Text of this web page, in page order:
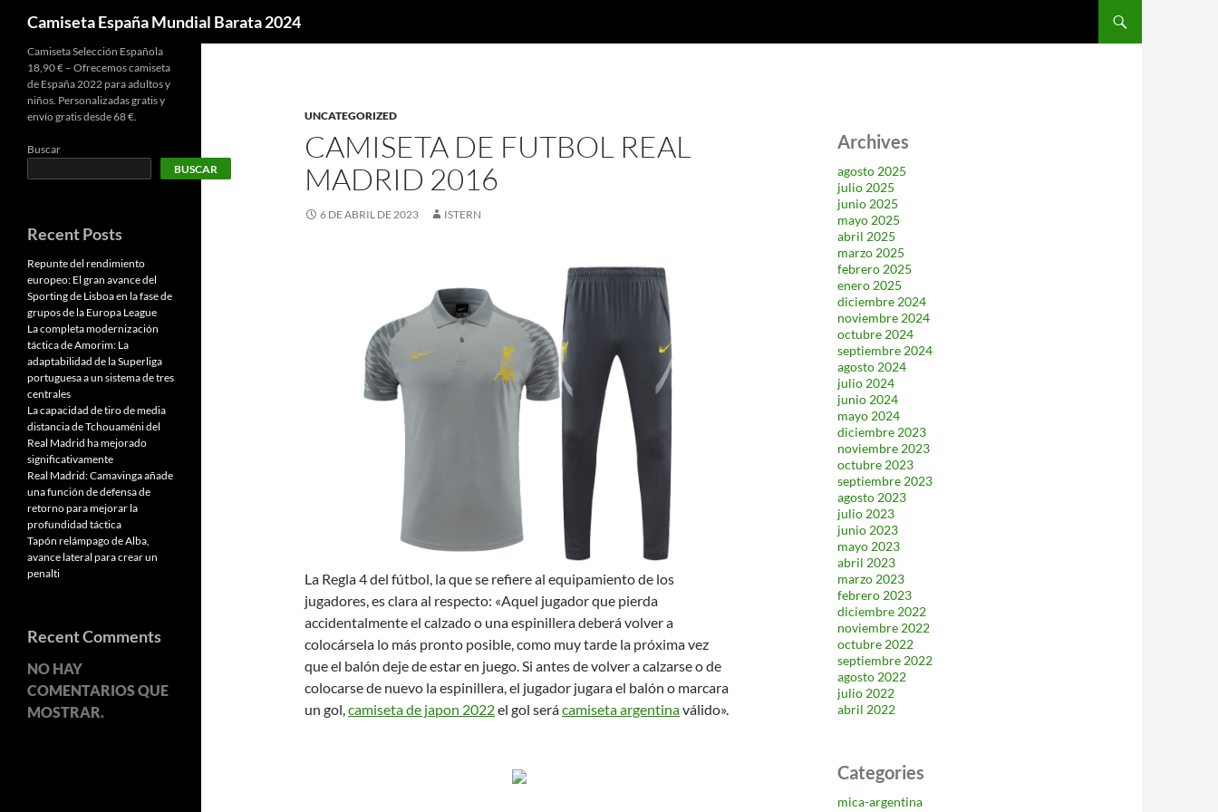
Camiseta España Mundial Barata 2024
UNCATEGORIZED
CAMISETA DE FUTBOL REAL
MADRID 2016
6 DE ABRIL DE 2023 ISTERN
La Regla 4 del fútbol, la que se refiere al equipamiento de los
jugadores, es clara al respecto: «Aquel jugador que pierda
accidentalmente el calzado o una espinillera deberá volver a
colocársela lo más pronto posible, como muy tarde la próxima vez
que el balón deje de estar en juego. Si antes de volver a calzarse o de
colocarse de nuevo la espinillera, el jugador jugara el balón o marcara
un gol,camiseta de japon 2022el gol serácamiseta argentinaválido».
Archives
agosto 2025
julio 2025
junio 2025
mayo 2025
abril 2025
marzo 2025
febrero 2025
enero 2025
diciembre 2024
noviembre 2024
octubre 2024
septiembre 2024
agosto 2024
julio 2024
junio 2024
mayo 2024
diciembre 2023
noviembre 2023
octubre 2023
septiembre 2023
agosto 2023
julio 2023
junio 2023
mayo 2023
abril 2023
marzo 2023
febrero 2023
diciembre 2022
noviembre 2022
octubre 2022
septiembre 2022
agosto 2022
julio 2022
abril 2022
Categories
mica-argentina
Camiseta Selección Española
18,90 € – Ofrecemos camiseta
de España 2022 para adultos y
niños. Personalizadas gratis y
envío gratis desde 68 €.
Buscar
BUSCAR
Recent Posts
Repunte del rendimiento
europeo: El gran avance del
Sporting de Lisboa en la fase de
grupos de la Europa League
La completa modernización
táctica de Amorim: La
adaptabilidad de la Superliga
portuguesa a un sistema de tres
centrales
La capacidad de tiro de media
distancia de Tchouaméni del
Real Madrid ha mejorado
significativamente
Real Madrid: Camavinga añade
una función de defensa de
retorno para mejorar la
profundidad táctica
Tapón relámpago de Alba,
avance lateral para crear un
penalti
Recent Comments
NO HAY
COMENTARIOS QUE
MOSTRAR.